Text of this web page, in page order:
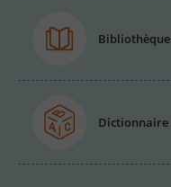
Bibliothèque
Dictionnaire